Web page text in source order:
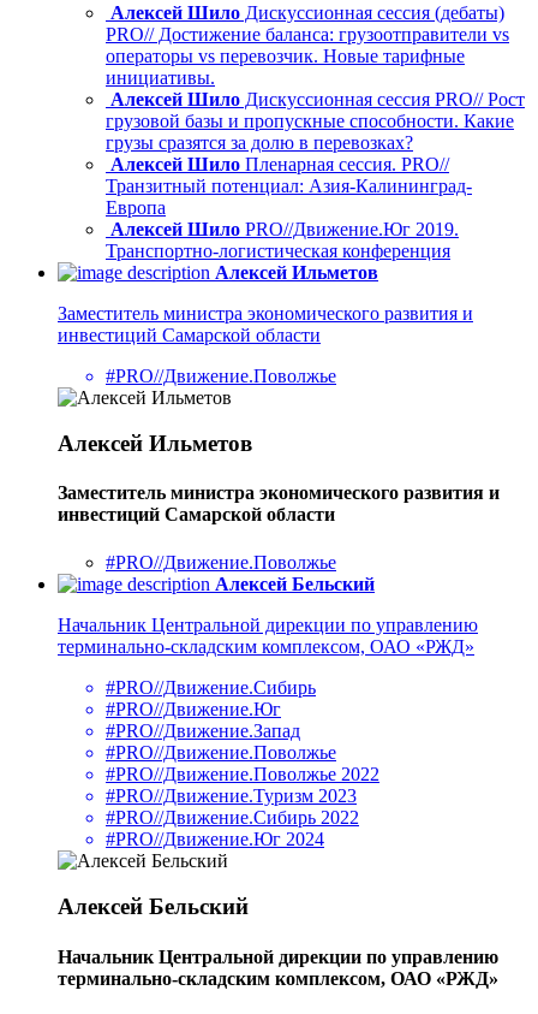
Алексей Шило Дискуссионная сессия (дебаты)
PRO// Достижение баланса: грузоотправители vs
операторы vs перевозчик. Новые тарифные
инициативы.
Алексей Шило Дискуссионная сессия PRO// Рост
грузовой базы и пропускные способности. Какие
грузы сразятся за долю в перевозках?
Алексей Шило Пленарная сессия. PRO//
Транзитный потенциал: Азия-Калининград-
Европа
Алексей Шило PRO//Движение.Юг 2019.
Транспортно-логистическая конференция
Алексей Ильметов
Заместитель министра экономического развития и
инвестиций Самарской области
#PRO//Движение.Поволжье
Алексей Ильметов
Заместитель министра экономического развития и
инвестиций Самарской области
#PRO//Движение.Поволжье
Алексей Бельский
Начальник Центральной дирекции по управлению
терминально-складским комплексом, ОАО «РЖД»
#PRO//Движение.Сибирь
#PRO//Движение.Юг
#PRO//Движение.Запад
#PRO//Движение.Поволжье
#PRO//Движение.Поволжье 2022
#PRO//Движение.Туризм 2023
#PRO//Движение.Сибирь 2022
#PRO//Движение.Юг 2024
Алексей Бельский
Начальник Центральной дирекции по управлению
терминально-складским комплексом, ОАО «РЖД»